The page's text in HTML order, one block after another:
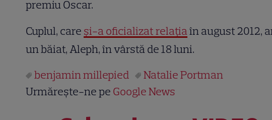
premiu Oscar.
Cuplul, care şi-a oficializat relaţiaîn august 2012,
un băiat, Aleph, în vârstă de 18 luni.
benjamin millepied
Natalie Portman
Urmărește-ne pe Google News